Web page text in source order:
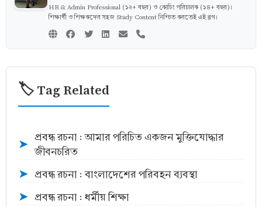
HR & Admin Professional (১২+ বছর) ও কোচিং পরিচালক (১৪+ বছর)।
শিক্ষার্থী ও শিক্ষকদের সহজ Study Content নিশ্চিত করতেই এই ব্লগ।
🏷️ Tag Related
➤
প্রবন্ধ রচনা : আমার পরিচিত একজন মুক্তিযোদ্ধার
জীবনচরিত
➤ প্রবন্ধ রচনা : বাংলাদেশের পরিবহন ব্যবস্থা
➤ প্রবন্ধ রচনা : ধর্মীয় শিক্ষা